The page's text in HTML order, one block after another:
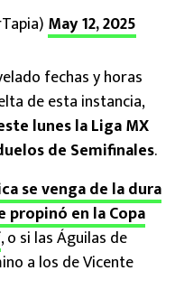
May 12, 2025
fechas y horas
de esta instancia,
lunes la Liga MX
de Semifinales.
se venga de la dura
propinó en la Copa
, o si las Águilas de
a los de Vicente